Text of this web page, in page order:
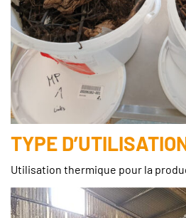
TYPE
Utilisation thermique pour la